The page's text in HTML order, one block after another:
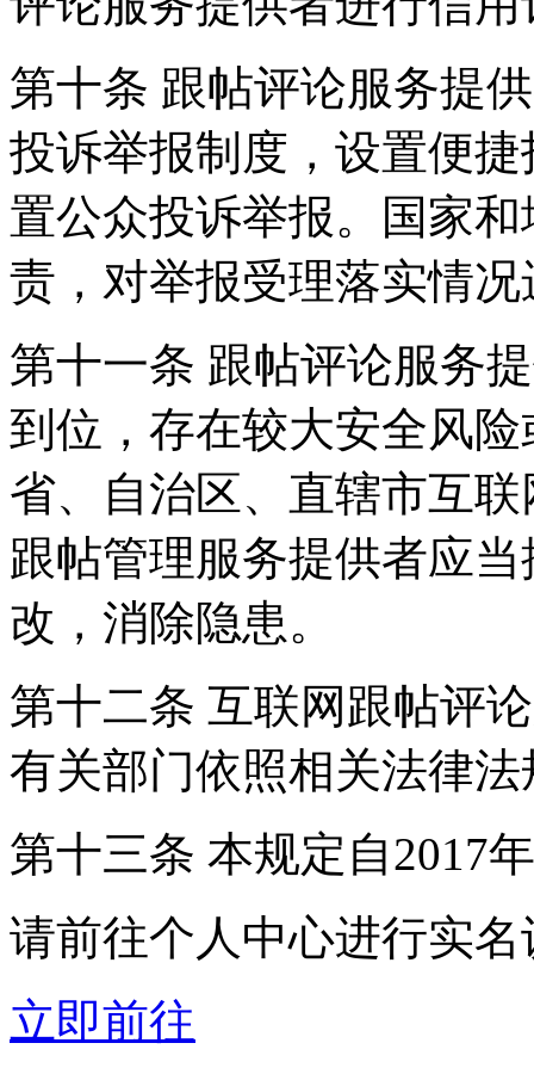
第十条 跟帖评论服务提
投诉举报制度，设置便
置公众投诉举报。国家
责，对举报受理落实情
第十一条 跟帖评论服务
到位，存在较大安全风
省、自治区、直辖市互
跟帖管理服务提供者应
改，消除隐患。
第十二条 互联网跟帖评
有关部门依照相关法律
第十三条 本规定自2017
请前往个人中心进行实名
立即前往